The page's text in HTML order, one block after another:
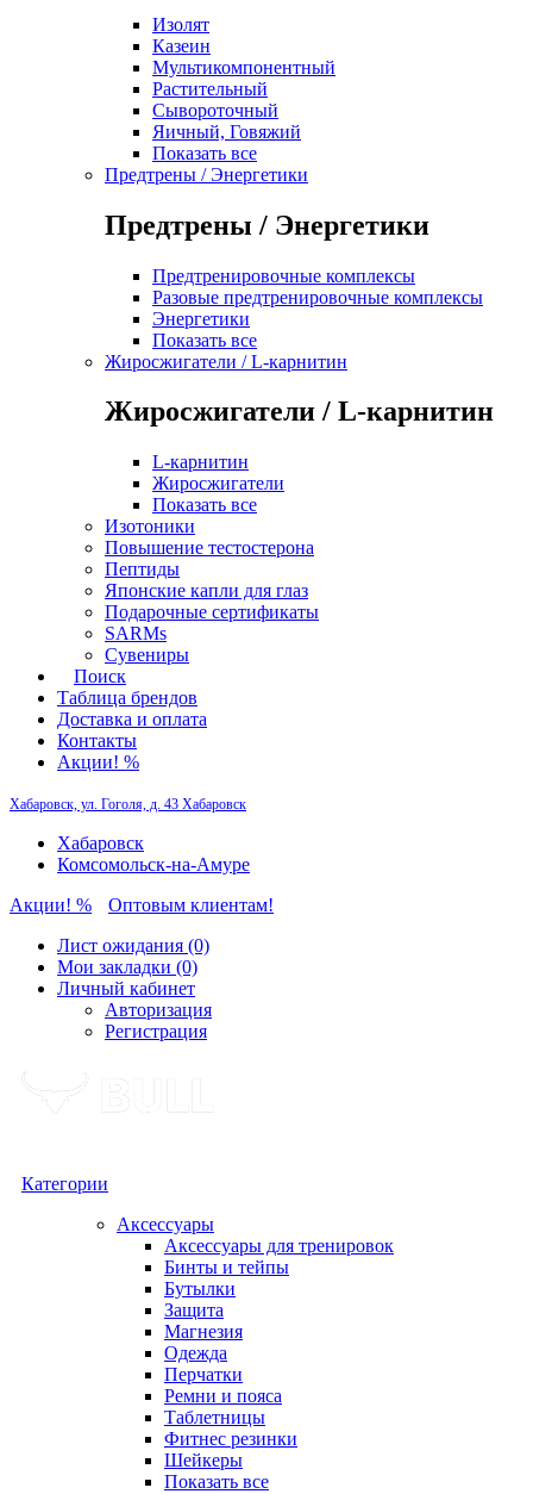
Изолят
Казеин
Мультикомпонентный
Растительный
Сывороточный
Яичный, Говяжий
Показать все
Предтрены / Энергетики
Предтрены / Энергетики
Предтренировочные комплексы
Разовые предтренировочные комплексы
Энергетики
Показать все
Жиросжигатели / L-карнитин
Жиросжигатели / L-карнитин
L-карнитин
Жиросжигатели
Показать все
Изотоники
Повышение тестостерона
Пептиды
Японские капли для глаз
Подарочные сертификаты
SARMs
Сувениры
Поиск
Таблица брендов
Доставка и оплата
Контакты
Акции! %
Хабаровск, ул. Гоголя, д. 43 Хабаровск
Хабаровск
Комсомольск-на-Амуре
Акции! %
Оптовым клиентам!
Лист ожидания (0)
Мои закладки (0)
Личный кабинет
Авторизация
Регистрация
Категории
Аксессуары
Аксессуары для тренировок
Бинты и тейпы
Бутылки
Защита
Магнезия
Одежда
Перчатки
Ремни и пояса
Таблетницы
Фитнес резинки
Шейкеры
Показать все